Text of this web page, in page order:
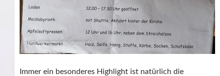
Immer ein besonderes Highlight ist natürlich die